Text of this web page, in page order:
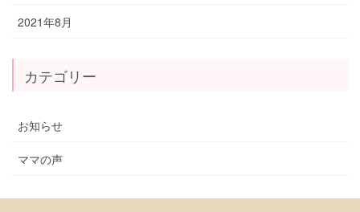
2021年8月
カテゴリー
お知らせ
ママの声